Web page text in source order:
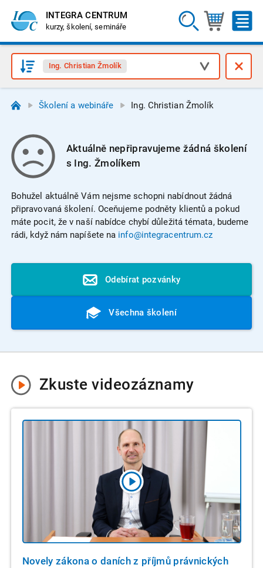
INTEGRA CENTRUM
kurzy, školení, semináře
Ing. Christian Žmolík
Školení a webináře Ing. Christian Žmolík
Aktuálně nepřipravujeme žádná školení
s Ing. Žmolíkem
Bohužel aktuálně Vám nejsme schopni nabídnout žádná
připravovaná školení. Oceňujeme podněty klientů a pokud
máte pocit, že v naší nabídce chybí důležitá témata, budeme
rádi, když nám napíšete na info@integracentrum.cz
Odebírat pozvánky
Všechna školení
Zkustevideozáznamy
Novely zákona o daních z příjmů právnických